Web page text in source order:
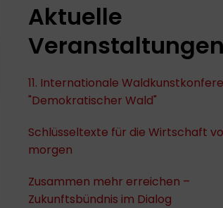
Aktuelle
Veranstaltungen
11. Internationale
"Demokratischer Wald"
Schlüsseltexte für die Wirtschaft
morgen
Zusammen mehr erreichen –
Zukunftsbündnis im Dialog